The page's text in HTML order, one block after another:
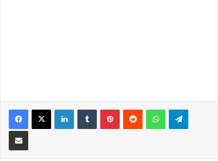
LinkedInTumblrPinterestReddit WhatsApp
Partilhar Via Email